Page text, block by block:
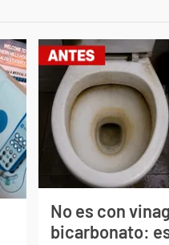
No es con
bicarbonato: